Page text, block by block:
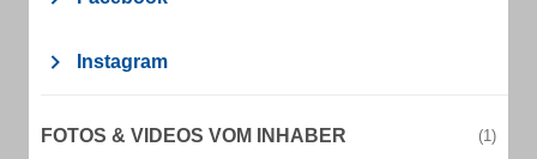
Instagram
FOTOS & VIDEOS VOM INHABER (1)